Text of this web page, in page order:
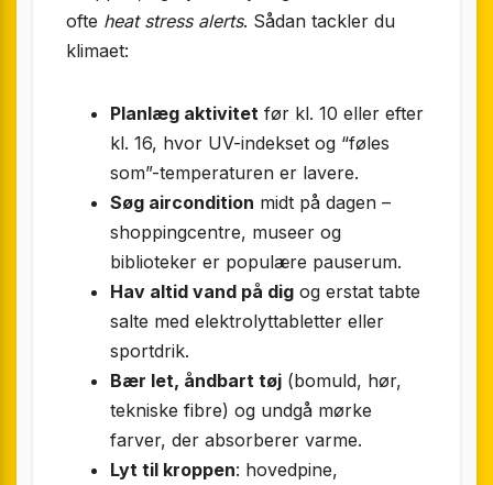
ofte heat stress alerts. Sådan tackler du
klimaet:
Planlæg aktivitet før kl. 10 eller efter
kl. 16, hvor UV-indekset og “føles
som”-temperaturen er lavere.
Søg aircondition midt på dagen –
shoppingcentre, museer og
biblioteker er populære pauserum.
Hav altid vand på dig og erstat tabte
salte med elektrolyt­tabletter eller
sport­drik.
Bær let, åndbart tøj (bomuld, hør,
tekniske fibre) og undgå mørke
farver, der absorberer varme.
Lyt til kroppen: hovedpine,